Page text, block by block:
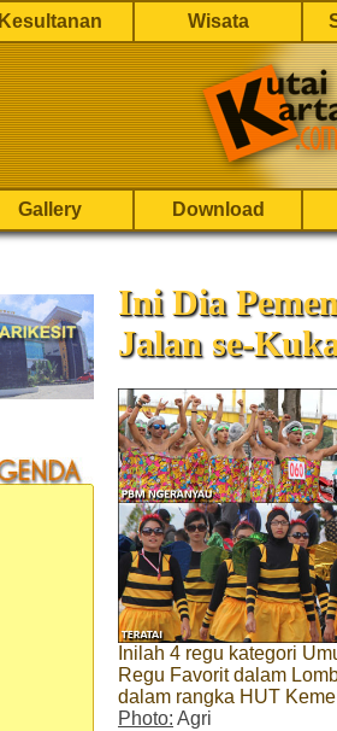
Kesultanan Wisata
Gallery Download
Ini Dia
Jalan se-
Inilah 4 regu kategori
Regu Favorit dalam
dalam rangka HUT
Photo: Agri